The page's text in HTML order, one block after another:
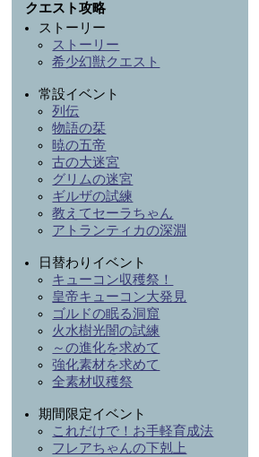
クエスト攻略
ストーリー
ストーリー
希少幻獣クエスト
常設イベント
列伝
物語の栞
暁の五帝
古の大迷宮
グリムの迷宮
ギルザの試練
教えてセーラちゃん
アトランティカの深淵
日替わりイベント
キューコン収穫祭！
皇帝キューコン大発見
ゴルドの眠る洞窟
火水樹光闇の試練
～の進化を求めて
強化素材を求めて
全素材収穫祭
期間限定イベント
これだけで！お手軽育成法
フレアちゃんの下剋上